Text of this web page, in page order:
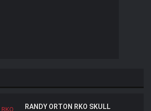
RANDY ORTON RKO SKULL